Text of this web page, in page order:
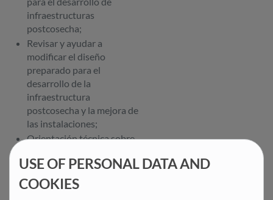
infraestructuras
postcosecha;
Revisar y ayudar a
modificar el diseño
preparado para el
desarrollo de la
infraestructura
postcosecha y la mejora de
las instalaciones;
Orientación técnica sobre
Preparación del manual de
operación y
mantenimiento.
USE OF PERSONAL DATA AND
COOKIES